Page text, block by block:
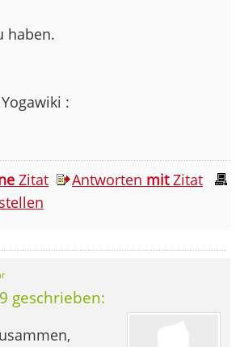
haben.
:
Zitat Antworten mitZitat
geschrieben: